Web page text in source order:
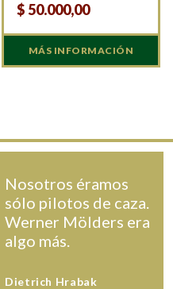
$ 50.000,00
MÁS INFORMACIÓN
Nosotros éramos
sólo pilotos de caza.
Werner Mölders era
algo más.
Dietrich Hrabak